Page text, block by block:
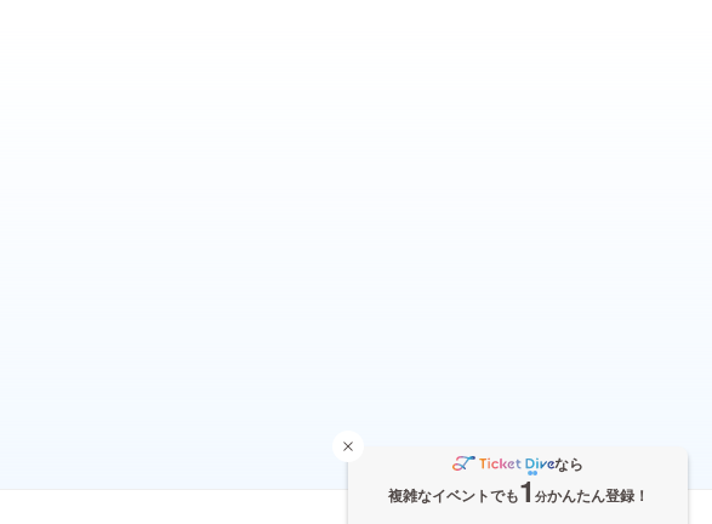
なら
複雑なイベントでも1 分かんたん登録！